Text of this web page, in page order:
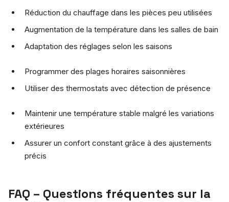
Réduction du chauffage dans les pièces peu utilisées
Augmentation de la température dans les salles de bain
Adaptation des réglages selon les saisons
Programmer des plages horaires saisonnières
Utiliser des thermostats avec détection de présence
Maintenir une température stable malgré les variations
extérieures
Assurer un confort constant grâce à des ajustements
précis
FAQ – Questions fréquentes sur la